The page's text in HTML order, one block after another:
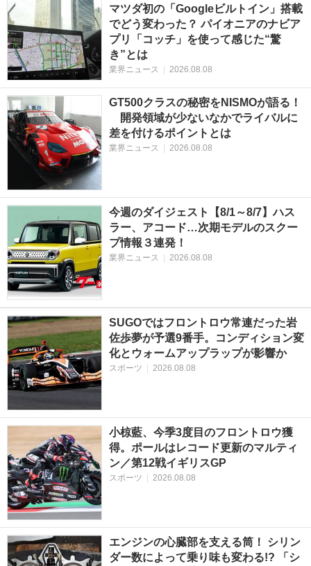
マツダ初の「Googleビルトイン」搭載
でどう変わった？ パイオニアのナビア
プリ「コッチ」を使って感じた“驚
き”とは
業界ニュース | 2026.08.08
GT500クラスの秘密をNISMOが語る！
開発領域が少ないなかでライバルに
差を付けるポイントとは
業界ニュース 2026.08.08
今週のダイジェスト【8/1～8/7】ハス
ラー、アコード…次期モデルのスクー
プ情報３連発！
業界ニュース 2026.08.08
SUGOではフロントロウ常連だった岩
佐歩夢が予選9番手。コンディション変
化とウォームアップラップが影響か
スポーツ 2026.08.08
小椋藍、今季3度目のフロントロウ獲
得。ポールはレコード更新のマルティ
ン／第12戦イギリスGP
スポーツ 2026.08.08
エンジンの心臓部を支える筒！ シリン
ダー数によって乗り味も変わる!? 「シ